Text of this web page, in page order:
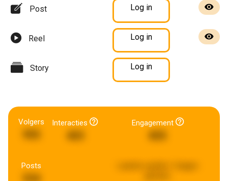
Post Log in
Reel Log in
Story Log in
Volgers Interacties Engagement
Posts